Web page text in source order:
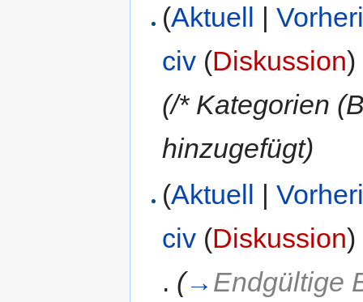
(Aktuell |
civ (Diskussion)
(/* Kategorien
hinzugefügt)
(Aktuell |
civ (Diskussion)
. (→ Endgültige